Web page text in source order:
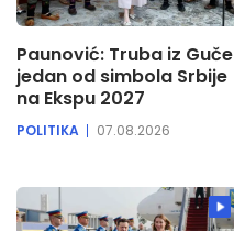
Paunović: Truba iz Guče
jedan od simbola Srbije
na Ekspu 2027
POLITIKA 07.08.2026